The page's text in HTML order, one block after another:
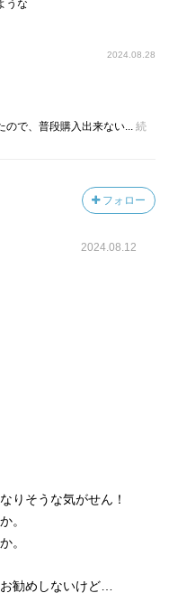
うな
2024.08.28
ので、普段購入出来ない... 続
フォロー
2024.08.12
りそうな気がせん！
。
。
勧めしないけど…